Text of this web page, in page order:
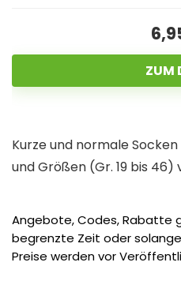
ZUM
Kurze und normale
und Größen (Gr. 19 bis
Angebote, Codes, Rabatte
begrenzte Zeit oder
Preise werden vor